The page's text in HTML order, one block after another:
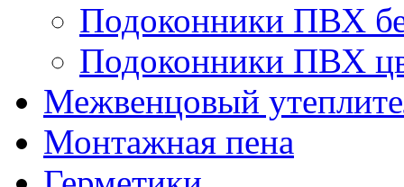
Подоконники ПВХ
Подоконники ПВХ
Межвенцовый
Монтажная пена